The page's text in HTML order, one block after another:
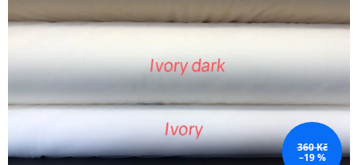
360 Kč
–19 %